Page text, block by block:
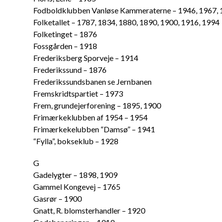
Fodboldklubben Vanløse Kammeraterne – 1946, 1967,
Folketallet – 1787, 1834, 1880, 1890, 1900, 1916, 1994
Folketinget – 1876
Fossgården – 1918
Frederiksberg Sporveje – 1914
Frederikssund – 1876
Frederikssundsbanen se Jernbanen
Fremskridtspartiet – 1973
Frem, grundejerforening – 1895, 1900
Frimærkeklubben af 1954 – 1954
Frimærkekelubben “Damsø” – 1941
“Fylla”, bokseklub – 1928
G
Gadelygter – 1898, 1909
Gammel Kongevej – 1765
Gasrør – 1900
Gnatt, R. blomsterhandler – 1920